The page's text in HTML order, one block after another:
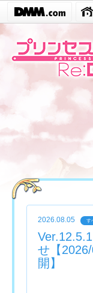
2026.08.05 す
せ【
開】